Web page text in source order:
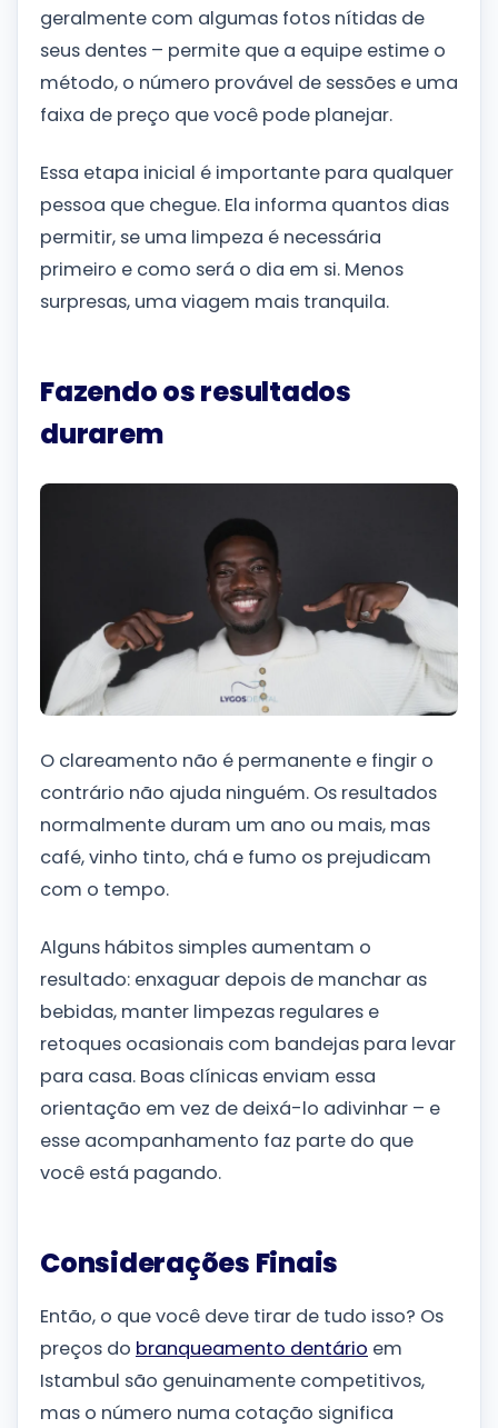
geralmente com algumas fotos nítidas de
seus dentes – permite que a equipe estime o
método, o número provável de sessões e uma
faixa de preço que você pode planejar.
Essa etapa inicial é importante para qualquer
pessoa que chegue. Ela informa quantos dias
permitir, se uma limpeza é necessária
primeiro e como será o dia em si. Menos
surpresas, uma viagem mais tranquila.
Fazendo os resultados
durarem
O clareamento não é permanente e fingir o
contrário não ajuda ninguém. Os resultados
normalmente duram um ano ou mais, mas
café, vinho tinto, chá e fumo os prejudicam
com o tempo.
Alguns hábitos simples aumentam o
resultado: enxaguar depois de manchar as
bebidas, manter limpezas regulares e
retoques ocasionais com bandejas para levar
para casa. Boas clínicas enviam essa
orientação em vez de deixá-lo adivinhar – e
esse acompanhamento faz parte do que
você está pagando.
Considerações Finais
Então, o que você deve tirar de tudo isso? Os
preços do branqueamento dentário em
Istambul são genuinamente competitivos,
mas o número numa cotação significa